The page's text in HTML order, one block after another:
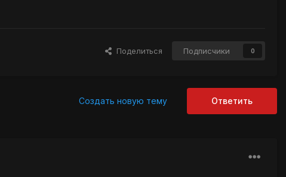
Поделиться Подписчики 0
Ответить
Создать новую тему